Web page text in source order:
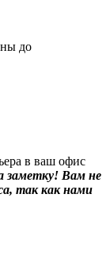
до
в ваш офис
заметку! Вам не
так как нами